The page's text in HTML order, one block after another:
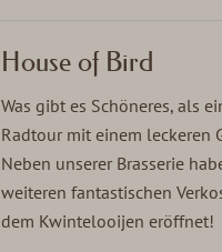
House of Bird
Was gibt es Schöneres, als
Radtour mit einem leckeren
Neben unserer Brasserie
weiteren fantastischen
dem Kwintelooijen eröffnet!